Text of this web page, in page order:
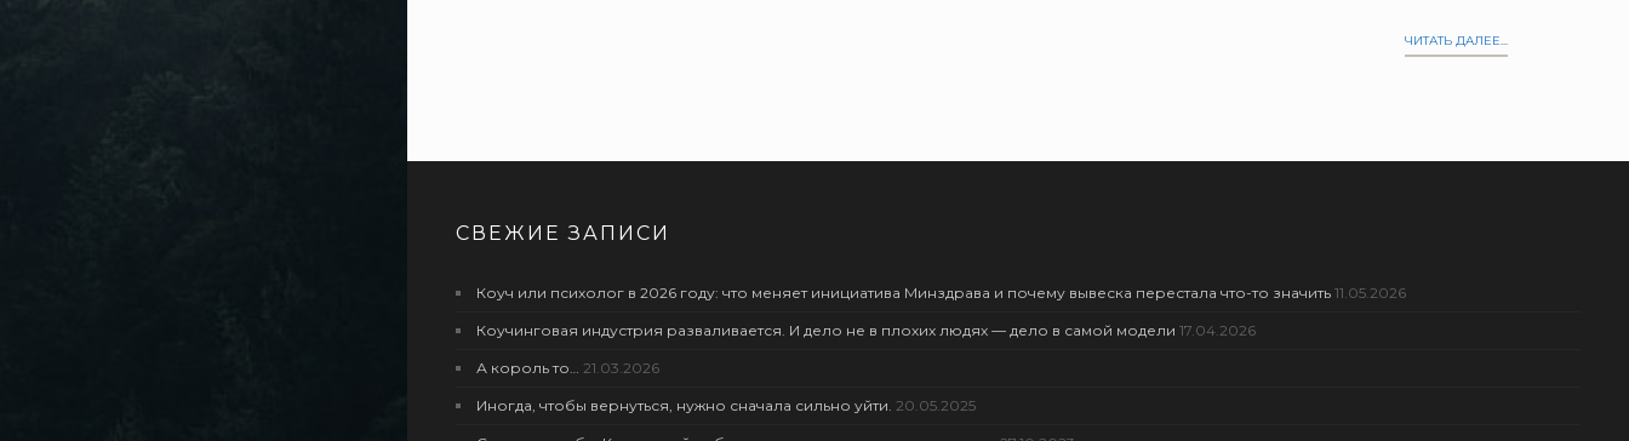
ЧИТАТЬ ДАЛЕЕ...
СВЕЖИЕ ЗАПИСИ
Коуч или психолог в 2026 году: что меняет инициатива Минздрава и почему вывеска перестала что-то значить 11.05.2026
Коучинговая индустрия разваливается. И дело не в плохих людях — дело в самой модели 17.04.2026
А король то… 21.03.2026
Иногда, чтобы вернуться, нужно сначала сильно уйти. 20.05.2025